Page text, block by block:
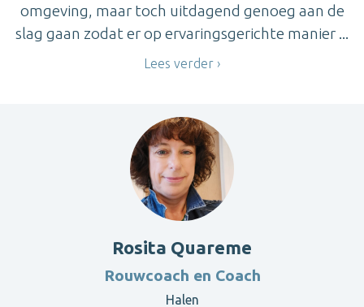
omgeving, maar toch uitdagend genoeg aan de
slag gaan zodat er op ervaringsgerichte manier ...
Lees verder
Rosita Quareme
Rouwcoach en Coach
Halen